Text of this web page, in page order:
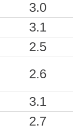
3.0
3.1
2.5
2.6
3.1
2.7